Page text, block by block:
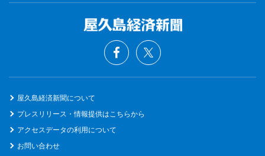
屋久島経済新聞について
プレスリリース・情報提供はこちらから
アクセスデータの利用について
お問い合わせ